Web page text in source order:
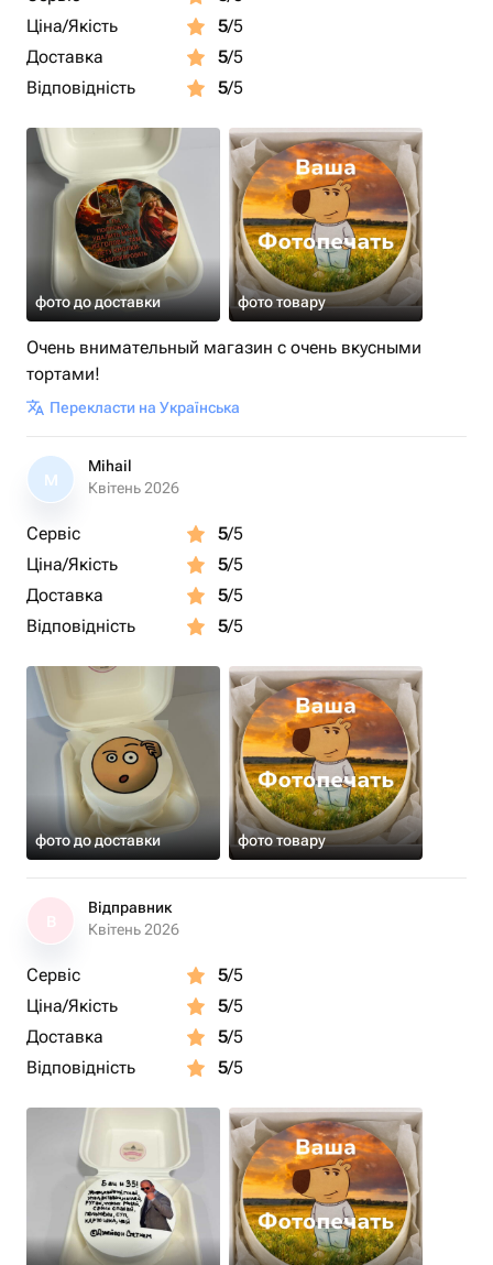
Ціна/Якість
5/5
Доставка
5/5
Відповідність
5/5
фото до доставки фото товару
Очень внимательный магазин с очень вкусными
тортами!
Перекласти на Українська
M
Mihail
Квітень 2026
Сервіс 5/5
Ціна/Якість
5/5
Доставка
5/5
Відповідність
5/5
фото до доставки фото товару
Відправник
Квітень 2026
Сервіс 5/5
Ціна/Якість
5/5
Доставка
5/5
Відповідність
5/5